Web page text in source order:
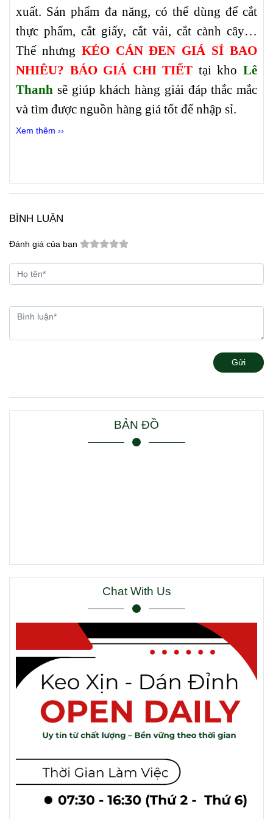
xuất. Sản phẩm đa năng, có thể dùng để cắt
thực phẩm, cắt giấy, cắt vải, cắt cành cây…
Thế nhưng KÉO CÁN ĐEN GIÁ SỈ BAO
NHIÊU? BÁO GIÁ CHI TIẾT tại khoLê
Thanh sẽ giúp khách hàng giải đáp thắc mắc
và tìm được nguồn hàng giá tốt để nhập sỉ.
Xem thêm ››
BÌNH LUẬN
Đánh giá của bạn
Gửi
BẢN ĐỒ
Chat With Us